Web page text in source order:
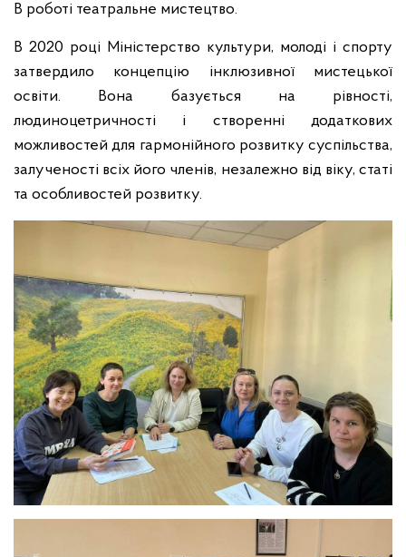
В роботі театральне мистецтво.
В 2020 році Міністерство культури, молоді і спорту
затвердило концепцію інклюзивної мистецької
освіти. Вона базується на рівності,
людиноцетричності і створенні додаткових
можливостей для гармонійного розвитку суспільства,
залученості всіх його членів, незалежно від віку, статі
та особливостей розвитку.